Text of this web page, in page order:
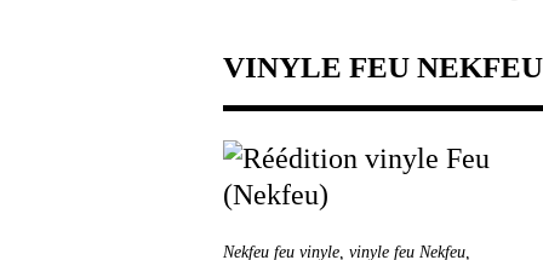
VINYLE FEU NEKFEU
Nekfeu feu vinyle, vinyle feu Nekfeu,